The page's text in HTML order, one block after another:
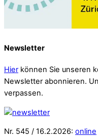
Newsletter
Hier können Sie unseren
Newsletter abonnieren.
verpassen.
Nr. 545 / 16.2.2026: online